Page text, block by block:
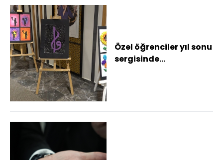
Özel öğrenciler yıl sonu
sergisinde